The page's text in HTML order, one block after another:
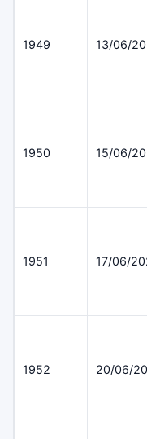
1949 13/06/
1950 15/06/
1951 17/06/
1952 20/06/